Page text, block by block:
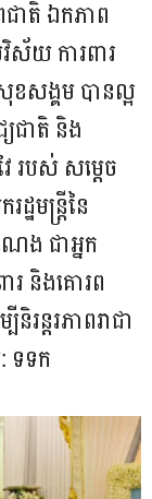
ជាតិ ឯកភាព
វិស័យ ការពារ
ខសង្គម បានល្អ
យជាតិ និង
របស់ សម្តេច
មន្ត្រីនៃ
េង ជាអ្នក
ារ និងគោរព
រន្តរភាពរាជា
ទទក